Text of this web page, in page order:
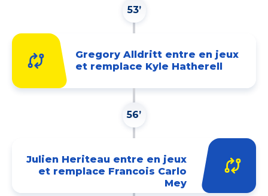
Gregory Alldritt entre en jeux
et remplace Kyle Hatherell
53’
56’
Julien Heriteau entre en jeux
et remplace Francois Carlo
Mey